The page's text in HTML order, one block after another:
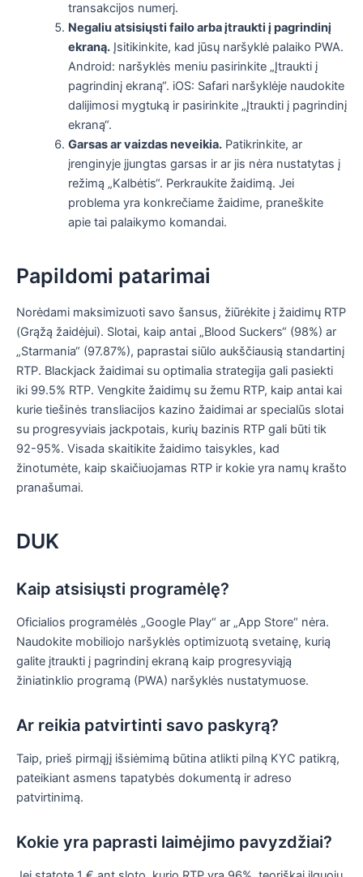
transakcijos numerį.
Negaliu atsisiųsti failo arba įtraukti į pagrindinį
ekraną.Įsitikinkite, kad jūsų naršyklė palaiko PWA.
Android: naršyklės meniu pasirinkite „Įtraukti į
pagrindinį ekraną“. iOS: Safari naršyklėje naudokite
dalijimosi mygtuką ir pasirinkite „Įtraukti į pagrindinį
ekraną“.
Garsas ar vaizdas neveikia.Patikrinkite, ar
įrenginyje įjungtas garsas ir ar jis nėra nustatytas į
režimą „Kalbėtis“. Perkraukite žaidimą. Jei
problema yra konkrečiame žaidime, praneškite
apie tai palaikymo komandai.
Papildomi patarimai
Norėdami maksimizuoti savo šansus, žiūrėkite į žaidimų RTP
(Grąžą žaidėjui). Slotai, kaip antai „Blood Suckers“ (98%) ar
„Starmania“ (97.87%), paprastai siūlo aukščiausią standartinį
RTP. Blackjack žaidimai su optimalia strategija gali pasiekti
iki 99.5% RTP. Vengkite žaidimų su žemu RTP, kaip antai kai
kurie tiešinės transliacijos kazino žaidimai ar specialūs slotai
su progresyviais jackpotais, kurių bazinis RTP gali būti tik
92-95%. Visada skaitikite žaidimo taisykles, kad
žinotumėte, kaip skaičiuojamas RTP ir kokie yra namų krašto
pranašumai.
DUK
Kaip atsisiųsti programėlę?
Oficialios programėlės „Google Play“ ar „App Store“ nėra.
Naudokite mobiliojo naršyklės optimizuotą svetainę, kurią
galite įtraukti į pagrindinį ekraną kaip progresyviąją
žiniatinklio programą (PWA) naršyklės nustatymuose.
Ar reikia patvirtinti savo paskyrą?
Taip, prieš pirmąjį išsiėmimą būtina atlikti pilną KYC patikrą,
pateikiant asmens tapatybės dokumentą ir adreso
patvirtinimą.
Kokie yra paprasti laimėjimo pavyzdžiai?